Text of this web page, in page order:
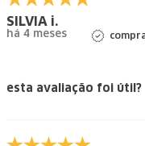
SILVIA i.
há 4 meses
esta avaliação foi útil?